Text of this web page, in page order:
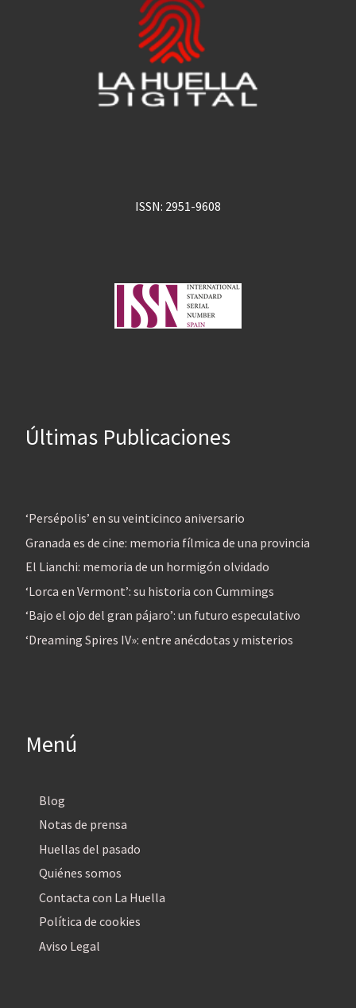
ISSN: 2951-9608
Últimas Publicaciones
‘Persépolis’ en su veinticinco aniversario
Granada es de cine: memoria fílmica de una provincia
El Lianchi: memoria de un hormigón olvidado
‘Lorca en Vermont’: su historia con Cummings
‘Bajo el ojo del gran pájaro’: un futuro especulativo
‘Dreaming Spires IV»: entre anécdotas y misterios
Menú
Blog
Notas de prensa
Huellas del pasado
Quiénes somos
Contacta con La Huella
Política de cookies
Aviso Legal